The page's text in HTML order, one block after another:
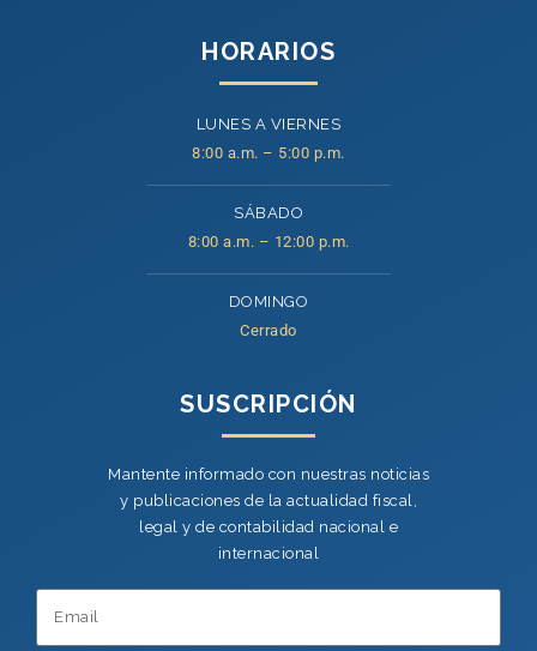
HORARIOS
LUNES A VIERNES
8:00 a.m. – 5:00 p.m.
SÁBADO
8:00 a.m. – 12:00 p.m.
DOMINGO
Cerrado
SUSCRIPCIÓN
Mantente informado con nuestras noticias
y publicaciones de la actualidad fiscal,
legal y de contabilidad nacional e
internacional